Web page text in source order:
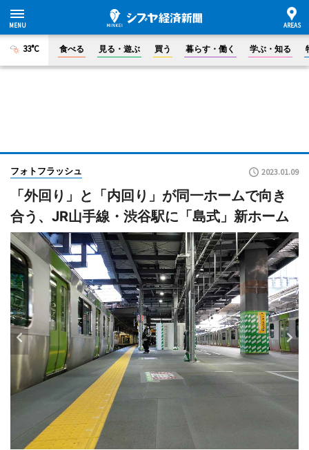
33°C 食べる 見る・遊ぶ 買う 暮らす・働く 学ぶ・知る
フォトフラッシュ 2023.01.09
「外回り」と「内回り」が同一ホームで向き
合う、JR山手線・渋谷駅に「島式」新ホーム